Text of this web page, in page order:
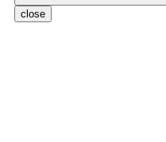
close